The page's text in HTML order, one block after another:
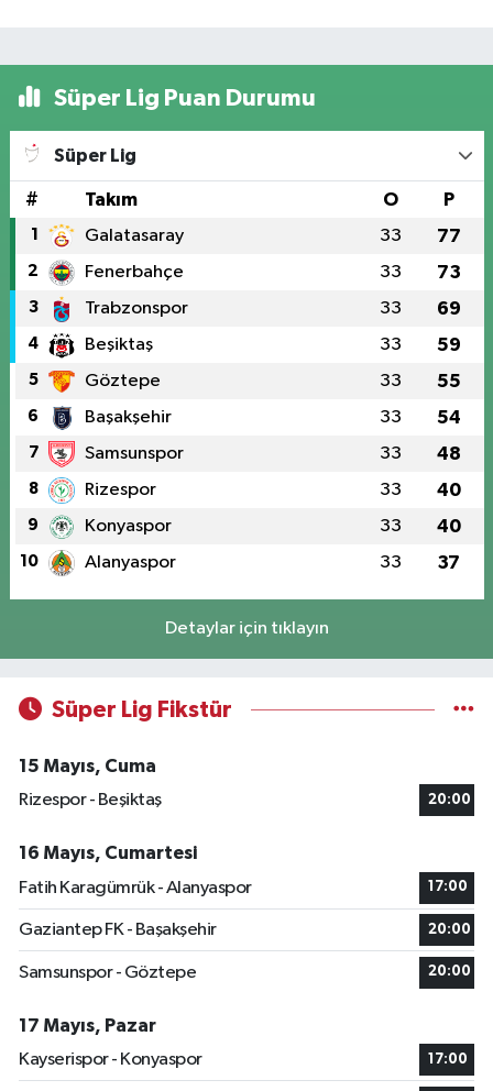
Süper Lig Puan Durumu
Süper Lig
# Takım O P
1 Galatasaray 33 77
2 Fenerbahçe 33 73
3 Trabzonspor 33 69
4 Beşiktaş 33 59
5 Göztepe 33 55
6 Başakşehir 33 54
7 Samsunspor 33 48
8 Rizespor 33 40
9 Konyaspor 33 40
10 Alanyaspor 33 37
Detaylar için tıklayın
Süper Lig Fikstür
15 Mayıs, Cuma
Rizespor - Beşiktaş
20:00
16 Mayıs, Cumartesi
Fatih Karagümrük - Alanyaspor
17:00
Gaziantep FK - Başakşehir 20:00
Samsunspor - Göztepe 20:00
17 Mayıs, Pazar
Kayserispor - Konyaspor
17:00